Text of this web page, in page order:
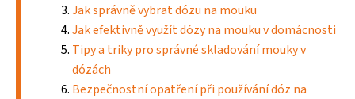
Jak správně vybrat dózu na mouku
Jak efektivně využít dózy na mouku v domácnosti
Tipy a triky pro správné skladování mouky v
dózách
Bezpečnostní opatření při používání dóz na